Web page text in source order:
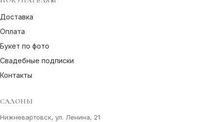
Доставка
Оплата
Букет по фото
Свадебные подписки
Контакты
САЛОНЫ
Нижневартовск, ул. Ленина, 21